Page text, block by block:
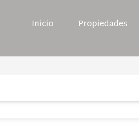
Inicio Propiedades